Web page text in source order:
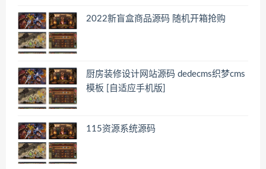
2022新盲盒商品源码 随机开箱抢购
厨房装修设计网站源码 dedecms织梦cms
模板 [自适应手机版]
115资源系统源码